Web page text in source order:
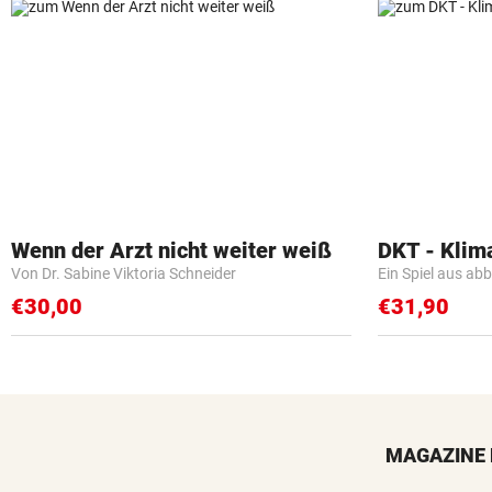
Wenn der Arzt nicht weiter weiß
Von Dr. Sabine Viktoria Schneider
€30,00
DKT -
Ein Spiel aus
€31,90
MAGAZINE